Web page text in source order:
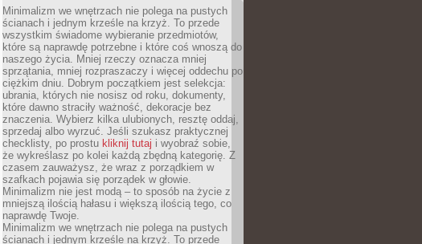
Minimalizm we wnętrzach nie polega na pustych
ścianach i jednym krześle na krzyż. To przede
wszystkim świadome wybieranie przedmiotów,
które są naprawdę potrzebne i które coś wnoszą do
naszego życia. Mniej rzeczy oznacza mniej
sprzątania, mniej rozpraszaczy i więcej oddechu po
ciężkim dniu. Dobrym początkiem jest selekcja:
ubrania, których nie nosisz od roku, dokumenty,
które dawno straciły ważność, dekoracje bez
znaczenia. Wybierz kilka ulubionych, resztę oddaj,
sprzedaj albo wyrzuć. Jeśli szukasz praktycznej
checklisty, po prostu kliknij tutaj i wyobraź sobie,
że wykreślasz po kolei każdą zbędną kategorię. Z
czasem zauważysz, że wraz z porządkiem w
szafkach pojawia się porządek w głowie.
Minimalizm nie jest modą – to sposób na życie z
mniejszą ilością hałasu i większą ilością tego, co
naprawdę Twoje.
Minimalizm we wnętrzach nie polega na pustych
ścianach i jednym krześle na krzyż. To przede